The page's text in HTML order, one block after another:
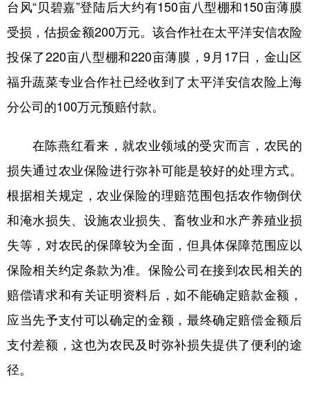
台风“贝碧嘉”登陆后大约有150亩八型棚和150亩薄膜
受损，估损金额200万元。该合作社在太平洋安信农险
投保了220亩八型棚和220亩薄膜，9月17日，金山区
福升蔬菜专业合作社已经收到了太平洋安信农险上海
分公司的100万元预赔付款。
在陈燕红看来，就农业领域的受灾而言，农民的
损失通过农业保险进行弥补可能是较好的处理方式。
根据相关规定，农业保险的理赔范围包括农作物倒伏
和淹水损失、设施农业损失、畜牧业和水产养殖业损
失等，对农民的保障较为全面，但具体保障范围应以
保险相关约定条款为准。保险公司在接到农民相关的
赔偿请求和有关证明资料后，如不能确定赔款金额，
应当先予支付可以确定的金额，最终确定赔偿金额后
支付差额，这也为农民及时弥补损失提供了便利的途
径。